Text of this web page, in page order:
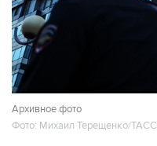
Архивное фото
Фото: Михаил Терещенко/ТАСС